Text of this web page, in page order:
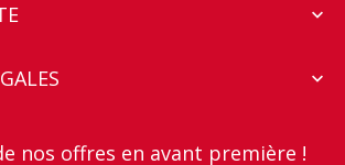


nos offres en avant première !